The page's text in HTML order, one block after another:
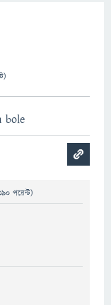
bole
পয়েন্ট)